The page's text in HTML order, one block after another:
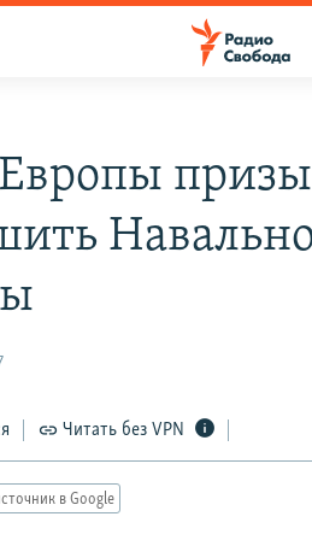
Читать без VPN
в Google